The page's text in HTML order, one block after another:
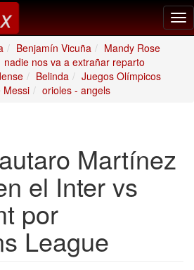
Benjamín Vicuña
Mandy Rose
nadie nos va a extrañar reparto
Belinda
Juegos Olímpicos
Messi
orioles - angels
Martínez
el Inter vs
por
League